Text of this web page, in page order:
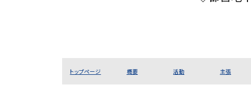
トップページ 概要 活動 主張